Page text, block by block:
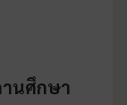
านศึกษา